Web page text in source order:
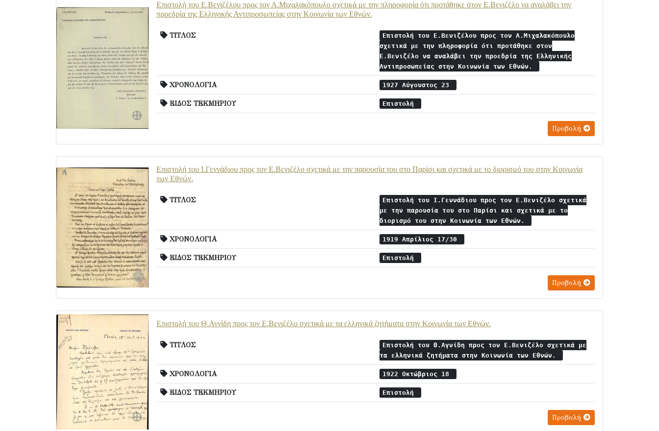
Επιστολή του Ε.Βενιζέλου προς τον Α.Μιχαλακόπουλο σχετικά με την πληροφορία ότι προτάθηκε στον Ε.Βενιζέλο να αναλάβει την
προεδρία της Ελληνικής Αντιπροσωπείας στην Κοινωνία των Εθνών.
ΤΙΤΛΟΣ
Επιστολή του Ε.Βενιζέλου προς τον Α.Μιχαλακόπουλο
σχετικά με την πληροφορία ότι προτάθηκε στον
Ε.Βενιζέλο να αναλάβει την προεδρία της Ελληνικής
Αντιπροσωπείας στην Κοινωνία των Εθνών.
ΧΡΟΝΟΛΟΓΙΑ 1927 Αύγουστος 23
ΕΙΔΟΣ ΤΕΚΜΗΡΙΟΥ Επιστολή
Προβολή
Επιστολή του Ι.Γεννάδιου προς τον Ε.Βενιζέλο σχετικά με την παρουσία του στο Παρίσι και σχετικά με το διορισμό του στην Κοινωνία
των Εθνών.
ΤΙΤΛΟΣ
Επιστολή του Ι.Γεννάδιου προς τον Ε.Βενιζέλο σχετικά
με την παρουσία του στο Παρίσι και σχετικά με το
διορισμό του στην Κοινωνία των Εθνών.
ΧΡΟΝΟΛΟΓΙΑ 1919 Απρίλιος 17/30
ΕΙΔΟΣ ΤΕΚΜΗΡΙΟΥ Επιστολή
Προβολή
Επιστολή του Θ.Αγνίδη προς τον Ε.Βενιζέλο σχετικά με τα ελληνικά ζητήματα στην Κοινωνία των Εθνών.
ΤΙΤΛΟΣ
Επιστολή του Θ.Αγνίδη προς τον Ε.Βενιζέλο σχετικά με
τα ελληνικά ζητήματα στην Κοινωνία των Εθνών.
ΧΡΟΝΟΛΟΓΙΑ 1922 Οκτώβριος 18
ΕΙΔΟΣ ΤΕΚΜΗΡΙΟΥ Επιστολή
Προβολή